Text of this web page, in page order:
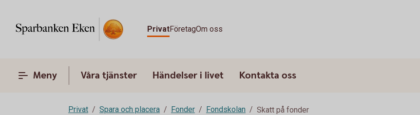
PrivatFöretagOm oss
Meny Våra tjänster Händelser i livet Kontakta oss
Privat Spara och placera Fonder Fondskolan Skatt på fonder